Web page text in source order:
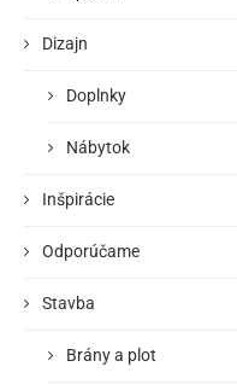
Dizajn
Doplnky
Nábytok
Inšpirácie
Odporúčame
Stavba
Brány a plot